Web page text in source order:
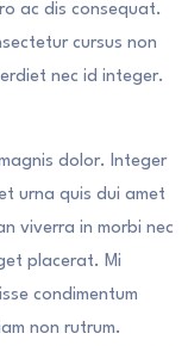
ac dis consequat.
cursus non
nec id integer.
dolor. Integer
urna quis dui amet
viverra in morbi nec
placerat. Mi
condimentum
non rutrum.